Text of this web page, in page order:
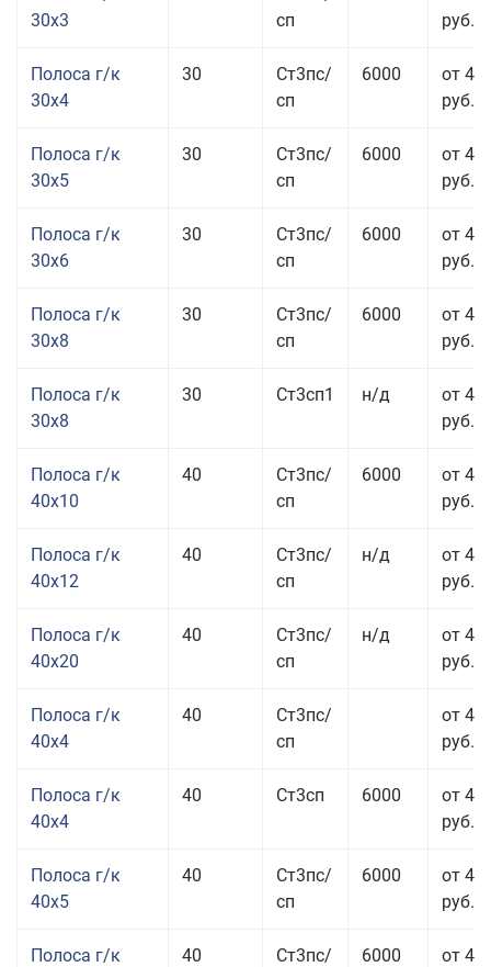
30x3
сп
руб.
Полоса г/к
30x4
30
Ст3пс/
сп
6000
от 44
руб.
Полоса г/к
30x5
30
Ст3пс/
сп
6000
от 43
руб.
Полоса г/к
30x6
30
Ст3пс/
сп
6000
от 46
руб.
Полоса г/к
30x8
30
Ст3пс/
сп
6000
от 43
руб.
Полоса г/к
30x8
30 Ст3сп1 н/д
от 43
руб.
Полоса г/к
40x10
40
Ст3пс/
сп
6000
от 44
руб.
Полоса г/к
40x12
40
Ст3пс/
сп
н/д
от 48
руб.
Полоса г/к
40x20
40
Ст3пс/
сп
н/д
от 44
руб.
Полоса г/к
40x4
40
Ст3пс/
сп
от 42
руб.
Полоса г/к
40x4
40 Ст3сп 6000
от 42
руб.
Полоса г/к
40x5
40
Ст3пс/
сп
6000
от 43
руб.
Полоса г/к
40
Ст3пс/
6000
от 43